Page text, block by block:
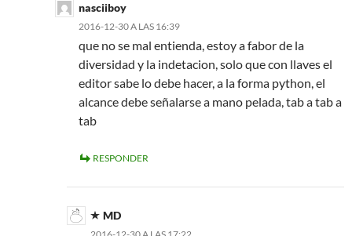
nasciiboy
2016-12-30 A LAS 16:39
que no se mal entienda, estoy a fabor de la
diversidad y la indetacion, solo que con llaves el
editor sabe lo debe hacer, a la forma python, el
alcance debe señalarse a mano pelada, tab a tab a
tab
RESPONDER
MD